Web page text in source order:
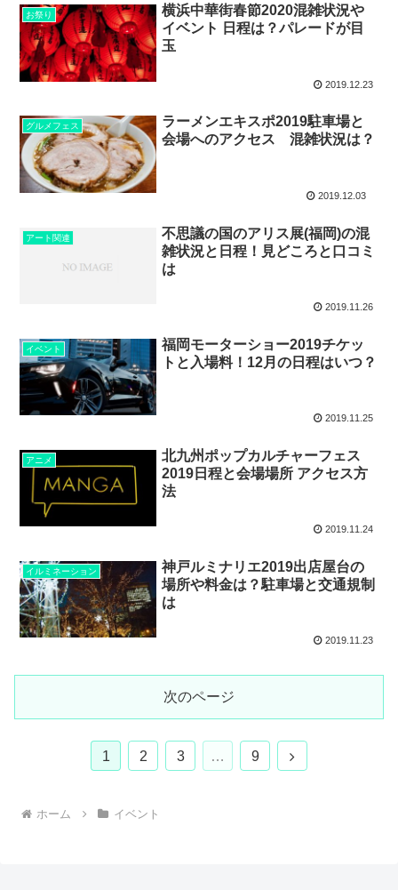
お祭り
横浜中華街春節2020混雑状況や
イベント 日程は？パレードが目
玉
2019.12.23
グルメフェス
ラーメンエキスポ2019駐車場と
会場へのアクセス 混雑状況は？
2019.12.03
アート関連
不思議の国のアリス展(福岡)の混
雑状況と日程！見どころと口コミ
は
2019.11.26
イベント
福岡モーターショー2019チケッ
トと入場料！12月の日程はいつ？
2019.11.25
アニメ
北九州ポップカルチャーフェス
2019日程と会場場所 アクセス方
法
2019.11.24
イルミネーション
神戸ルミナリエ2019出店屋台の
場所や料金は？駐車場と交通規制
は
2019.11.23
次のページ
1 2 3 … 9
次
ホーム イベント